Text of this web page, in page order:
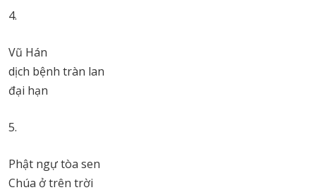
4.
Vũ Hán
dịch bệnh tràn lan
đại hạn
5.
Phật ngự tòa sen
Chúa ở trên trời